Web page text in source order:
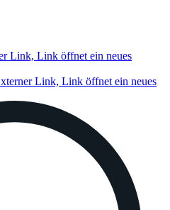
Link, Link öffnet ein neues
Link, Link öffnet ein neues